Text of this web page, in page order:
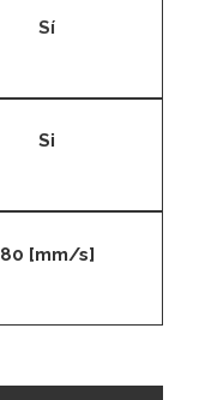
Sí
Si
80 [mm/s]